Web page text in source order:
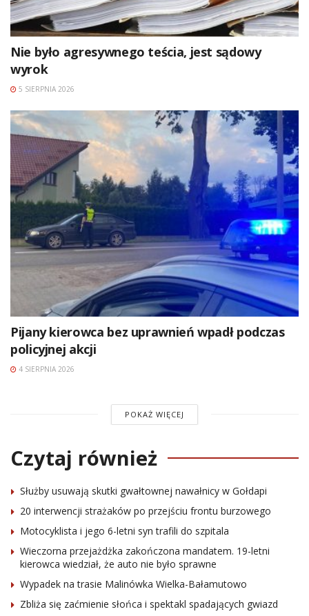
Nie było agresywnego teścia, jest sądowy
wyrok
5 SIERPNIA 2026
Pijany kierowca bez uprawnień wpadł podczas
policyjnej akcji
4 SIERPNIA 2026
POKAŻ WIĘCEJ
Czytaj również
Służby usuwają skutki gwałtownej nawałnicy w Gołdapi
20 interwencji strażaków po przejściu frontu burzowego
Motocyklista i jego 6-letni syn trafili do szpitala
Wieczorna przejażdżka zakończona mandatem. 19-letni
kierowca wiedział, że auto nie było sprawne
Wypadek na trasie Malinówka Wielka-Bałamutowo
Zbliża się zaćmienie słońca i spektakl spadających gwiazd